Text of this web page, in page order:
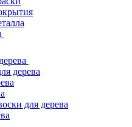
дерева
для дерева